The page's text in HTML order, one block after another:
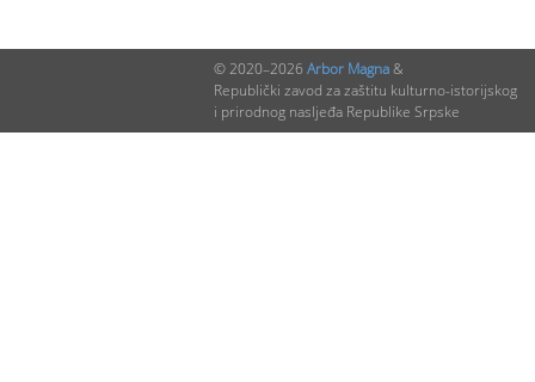
© 2020–2026 Arbor Magna&
Republički zavod za zaštitu kulturno-istorijskog
i prirodnog nasljeđa Republike Srpske